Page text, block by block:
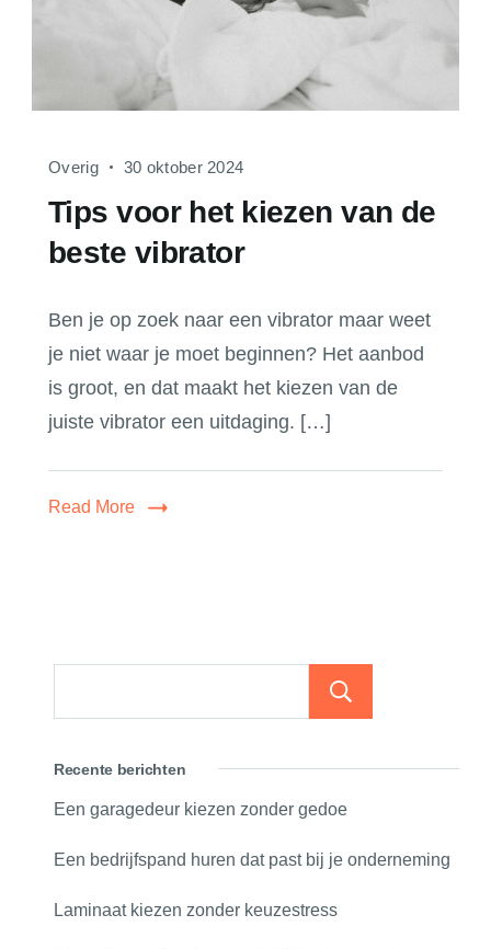
Overig 30 oktober 2024
Tips voor het kiezen van de
beste vibrator
Ben je op zoek naar een vibrator maar weet
je niet waar je moet beginnen? Het aanbod
is groot, en dat maakt het kiezen van de
juiste vibrator een uitdaging. […]
Read More
Recente berichten
Een garagedeur kiezen zonder gedoe
Een bedrijfspand huren dat past bij je onderneming
Laminaat kiezen zonder keuzestress